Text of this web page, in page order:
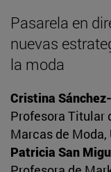
Pasarela en
nuevas
la moda
Cristina
Profesora Titular
Marcas de
Patricia San